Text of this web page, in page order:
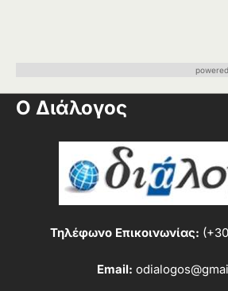
Ο Διάλογος
Τηλέφωνο Επικοινωνίας:
Email: